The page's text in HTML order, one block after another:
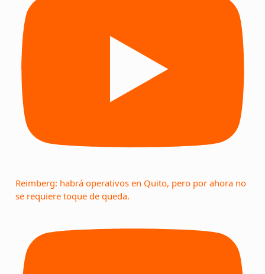
Reimberg: habrá operativos en Quito, pero por ahora no
se requiere toque de queda.